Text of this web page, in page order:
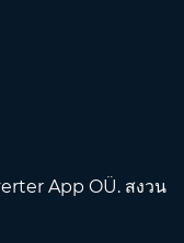
App OÜ. สงวน